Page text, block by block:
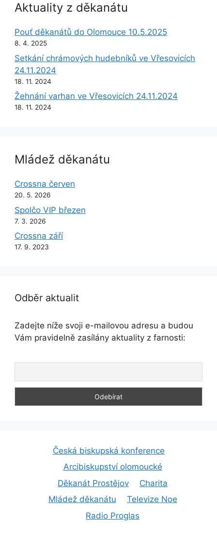
Aktuality z děkanátu
Pouť děkanátů do Olomouce 10.5.2025
8. 4. 2025
Setkání chrámových hudebníků ve Vřesovicích
24.11.2024
18. 11. 2024
Žehnání varhan ve Vřesovicích 24.11.2024
18. 11. 2024
Mládež děkanátu
Crossna červen
20. 5. 2026
Spolčo VIP březen
7. 3. 2026
Crossna září
17. 9. 2023
Odběr aktualit
Zadejte níže svoji e-mailovou adresu a budou
Vám pravidelně zasílány aktuality z farnosti:
Česká biskupská konference
Arcibiskupství olomoucké
Děkanát Prostějov
Charita
Mládež děkanátu
Televize Noe
Radio Proglas